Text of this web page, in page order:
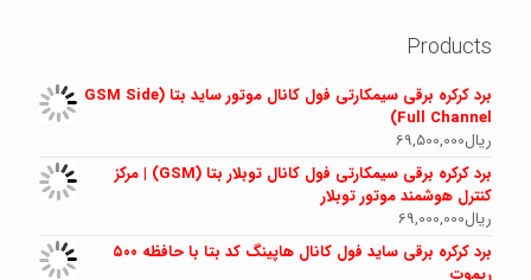
Products
برد کرکره برقی سیمکارتی فول کانال موتور ساید بتا (GSM Side
Full Channel)
ریال69,500,000
برد کرکره برقی سیمکارتی فول کانال توبلار بتا (GSM) | مرکز
کنترل هوشمند موتور توبلار
ریال69,000,000
برد کرکره برقی ساید فول کانال هاپینگ کد بتا با حافظه ۵۰۰
ریموت